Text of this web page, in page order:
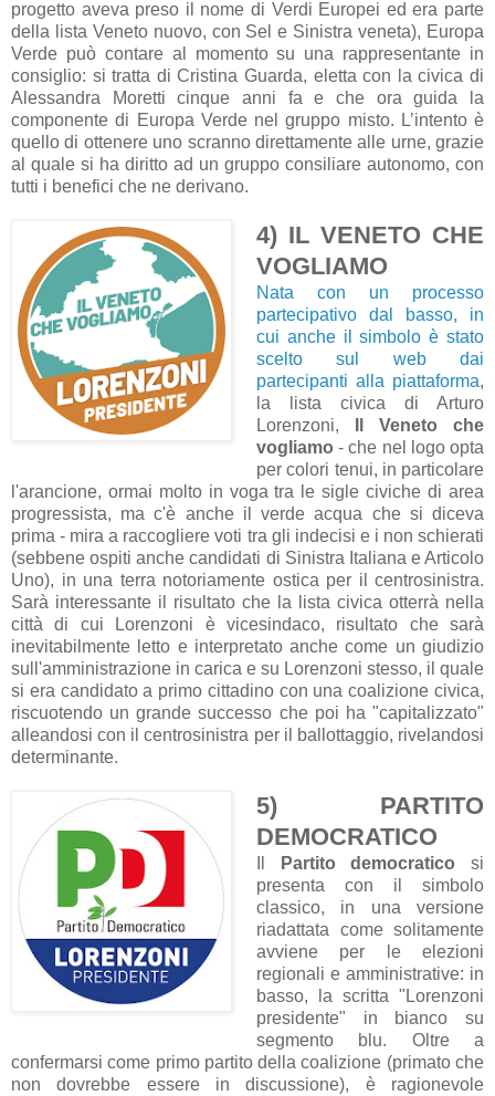
progetto aveva preso il nome di Verdi Europei ed era parte
della lista Veneto nuovo, con Sel e Sinistra veneta), Europa
Verde può contare al momento su una rappresentante in
consiglio: si tratta di Cristina Guarda, eletta con la civica di
Alessandra Moretti cinque anni fa e che ora guida la
componente di Europa Verde nel gruppo misto. L’intento è
quello di ottenere uno scranno direttamente alle urne, grazie
al quale si ha diritto ad un gruppo consiliare autonomo, con
tutti i benefici che ne derivano.
4) IL VENETO CHE
VOGLIAMO
Nata con un processo
partecipativo dal basso, in
cui anche il simbolo è stato
scelto sul web dai
partecipanti alla piattaforma,
la lista civica di Arturo
Lorenzoni,
Il Veneto che
vogliamo - che nel logo opta
per colori tenui, in particolare
l'arancione, ormai molto in voga tra le sigle civiche di area
progressista, ma c'è anche il verde acqua che si diceva
prima - mira a raccogliere voti tra gli indecisi e i non schierati
(sebbene ospiti anche candidati di Sinistra Italiana e Articolo
Uno), in una terra notoriamente ostica per il centrosinistra.
Sarà interessante il risultato che la lista civica otterrà nella
città di cui Lorenzoni è vicesindaco, risultato che sarà
inevitabilmente letto e interpretato anche come un giudizio
sull'amministrazione in carica e su Lorenzoni stesso, il quale
si era candidato a primo cittadino con una coalizione civica,
riscuotendo un grande successo che poi ha "capitalizzato"
alleandosi con il centrosinistra per il ballottaggio, rivelandosi
determinante.
5) PARTITO
DEMOCRATICO
Partito democratico si
presenta con il simbolo
classico, in una versione
riadattata come solitamente
avviene per le elezioni
regionali e amministrative: in
basso, la scritta "Lorenzoni
presidente" in bianco su
segmento blu. Oltre a
confermarsi come primo partito della coalizione (primato che
non dovrebbe essere in discussione), è ragionevole